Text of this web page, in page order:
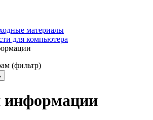
материалы
для компьютера
(фильтр)
информации